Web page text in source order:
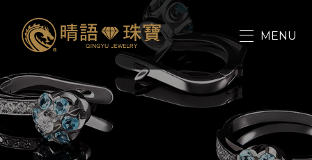
MENU
關於我們
收購項目
最新消息